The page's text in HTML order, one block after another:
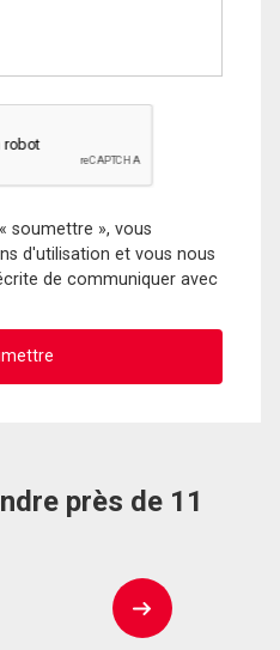
soumettre », vous
d'utilisation et vous nous
de communiquer avec
près de 11